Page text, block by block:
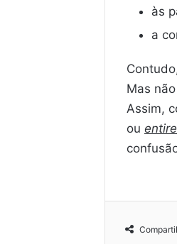
às
a
Mas
Assim,
ou entire